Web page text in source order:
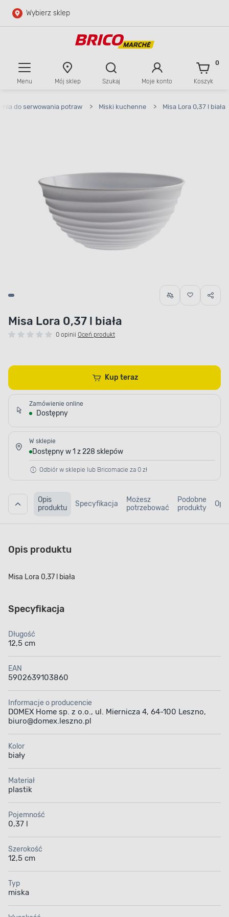
Przejdź do głównej zawartości
Wybierz sklep
Menu Mój sklep Szukaj Moje konto Koszyk
0
do serwowania potraw > Miski kuchenne > Misa Lora 0,37 l biała
Misa Lora 0,37 l biała
0 opinii Oceń produkt
Kup teraz
Zamówienie online
Dostępny
W sklepie
Dostępny w 1 z 228 sklepów
Odbiór w sklepie lub Bricomacie za 0 zł
Opis
produktu
Specyfikacja
Możesz
potrzebować
Podobne
produkty
Opis produktu
Misa Lora 0,37 l biała
Specyfikacja
Długość
12,5 cm
EAN
5902639103860
Informacje o producencie
DOMEX Home sp. z o.o., ul. Miernicza 4, 64-100 Leszno,
biuro@domex.leszno.pl
Kolor
biały
Materiał
plastik
Pojemność
0,37 l
Szerokość
12,5 cm
Typ
miska